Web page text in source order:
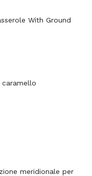
With Ground
meridionale per